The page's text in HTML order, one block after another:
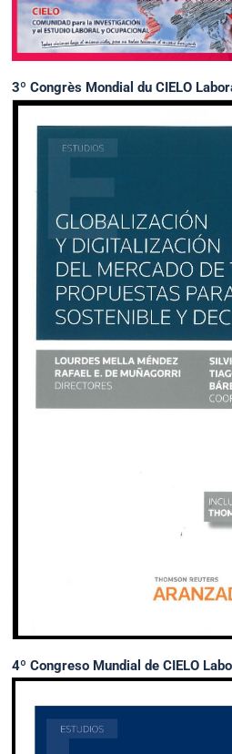
3º Congrès Mondial du CIELO
4º Congreso Mundial de CIELO